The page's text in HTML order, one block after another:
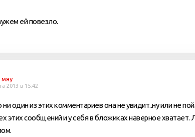
ей повезло.
мяу
2013 в 15:42
один из этих комментариев она не увидит..ну или не
этих сообщений и у себя в бложиках наверное хватает.